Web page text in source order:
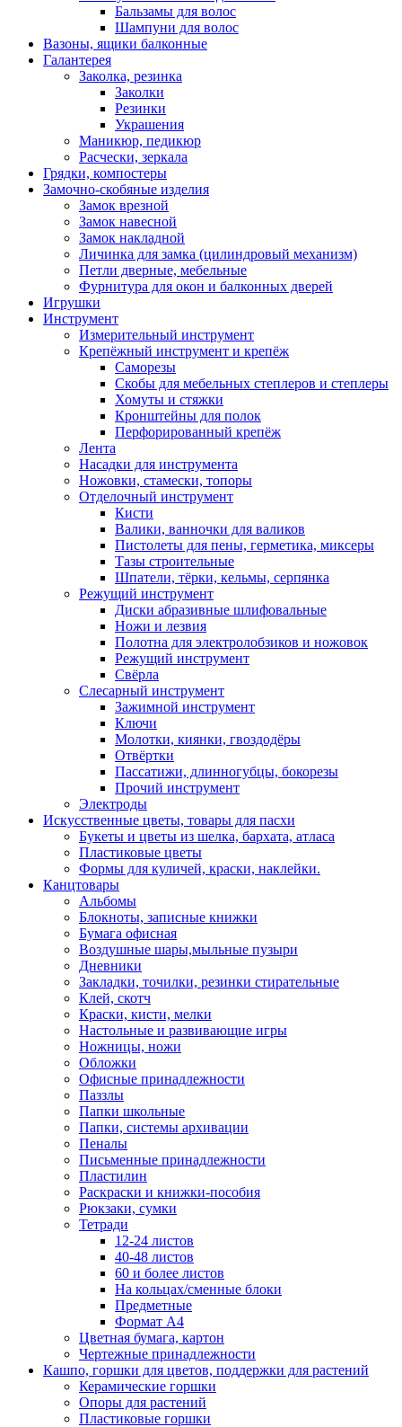
Бальзамы для волос
Шампуни для волос
Вазоны, ящики балконные
Галантерея
Заколка, резинка
Заколки
Резинки
Украшения
Маникюр, педикюр
Расчески, зеркала
Грядки, компостеры
Замочно-скобяные изделия
Замок врезной
Замок навесной
Замок накладной
Личинка для замка (цилиндровый механизм)
Петли дверные, мебельные
Фурнитура для окон и балконных дверей
Игрушки
Инструмент
Измерительный инструмент
Крепёжный инструмент и крепёж
Саморезы
Скобы для мебельных степлеров и степлеры
Хомуты и стяжки
Кронштейны для полок
Перфорированный крепёж
Лента
Насадки для инструмента
Ножовки, стамески, топоры
Отделочный инструмент
Кисти
Валики, ванночки для валиков
Пистолеты для пены, герметика, миксеры
Тазы строительные
Шпатели, тёрки, кельмы, серпянка
Режущий инструмент
Диски абразивные шлифовальные
Ножи и лезвия
Полотна для электролобзиков и ножовок
Режущий инструмент
Свёрла
Слесарный инструмент
Зажимной инструмент
Ключи
Молотки, киянки, гвоздодёры
Отвёртки
Пассатижи, длинногубцы, бокорезы
Прочий инструмент
Электроды
Искусственные цветы, товары для пасхи
Букеты и цветы из шелка, бархата, атласа
Пластиковые цветы
Формы для куличей, краски, наклейки.
Канцтовары
Альбомы
Блокноты, записные книжки
Бумага офисная
Воздушные шары,мыльные пузыри
Дневники
Закладки, точилки, резинки стирательные
Клей, скотч
Краски, кисти, мелки
Настольные и развивающие игры
Ножницы, ножи
Обложки
Офисные принадлежности
Паззлы
Папки школьные
Папки, системы архивации
Пеналы
Письменные принадлежности
Пластилин
Раскраски и книжки-пособия
Рюкзаки, сумки
Тетради
12-24 листов
40-48 листов
60 и более листов
На кольцах/сменные блоки
Предметные
Формат А4
Цветная бумага, картон
Чертежные принадлежности
Кашпо, горшки для цветов, поддержки для растений
Керамические горшки
Опоры для растений
Пластиковые горшки